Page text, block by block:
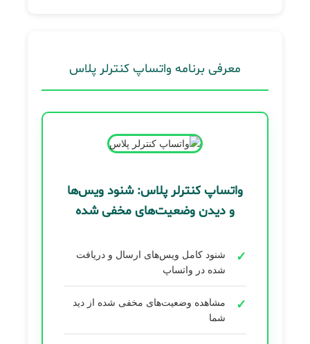
معرفی برنامه واتساپ کنترلر پلاس
واتساپ کنترلر پلاس: شنود ویس‌ها
و دیدن وضعیت‌های مخفی شده
شنود کامل ویس‌های ارسال و دریافت
شده در واتساپ
مشاهده وضعیت‌های مخفی شده از دید
شما